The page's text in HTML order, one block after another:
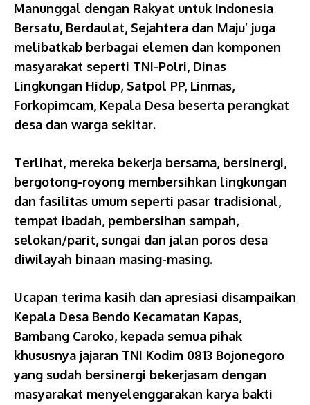
Manunggal dengan Rakyat untuk Indonesia
Bersatu, Berdaulat, Sejahtera dan Maju’ juga
melibatkab berbagai elemen dan komponen
masyarakat seperti TNI-Polri, Dinas
Lingkungan Hidup, Satpol PP, Linmas,
Forkopimcam, Kepala Desa beserta perangkat
desa dan warga sekitar.
Terlihat, mereka bekerja bersama, bersinergi,
bergotong-royong membersihkan lingkungan
dan fasilitas umum seperti pasar tradisional,
tempat ibadah, pembersihan sampah,
selokan/parit, sungai dan jalan poros desa
diwilayah binaan masing-masing.
Ucapan terima kasih dan apresiasi disampaikan
Kepala Desa Bendo Kecamatan Kapas,
Bambang Caroko, kepada semua pihak
khususnya jajaran TNI Kodim 0813 Bojonegoro
yang sudah bersinergi bekerjasam dengan
masyarakat menyelenggarakan karya bakti